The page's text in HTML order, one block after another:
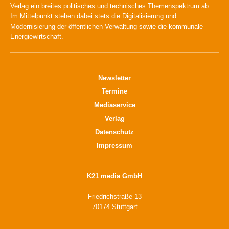
Verlag ein breites politisches und technisches Themenspektrum ab.
Im Mittelpunkt stehen dabei stets die Digitalisierung und
Modernisierung der öffentlichen Verwaltung sowie die kommunale
Energiewirtschaft.
Newsletter
Termine
Mediaservice
Verlag
Datenschutz
Impressum
K21 media GmbH
Friedrichstraße 13
70174 Stuttgart